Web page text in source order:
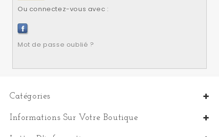
Ou connectez-vous avec :
Mot de passe oublié ?
Catégories
Informations Sur Votre Boutique